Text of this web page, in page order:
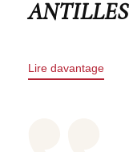
ANTILLES
Lire davantage